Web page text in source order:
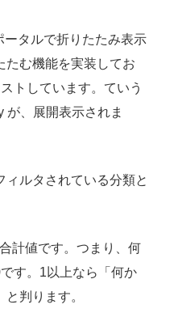
ータルで折りたたみ表示
たむ機能を実装してお
トしています。ていう
が、展開表示されま
ィルタされている分類と
計値です。つまり、何
す。1以上なら「何か
判ります。